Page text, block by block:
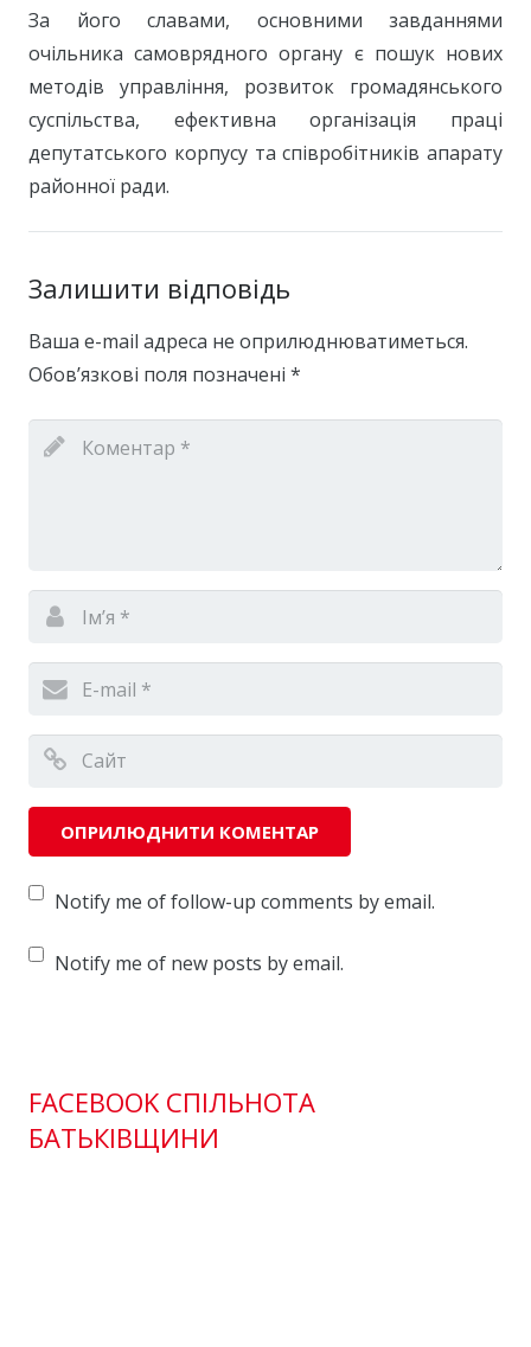
За його славами, основними завданнями
очільника самоврядного органу є пошук нових
методів управління, розвиток громадянського
суспільства, ефективна організація праці
депутатського корпусу та співробітників апарату
районної ради.
Залишити відповідь
Ваша e-mail адреса не оприлюднюватиметься.
Обов’язкові поля позначені *
Notify me of follow-up comments by email.
Notify me of new posts by email.
FACEBOOK СПІЛЬНОТА
БАТЬКІВЩИНИ